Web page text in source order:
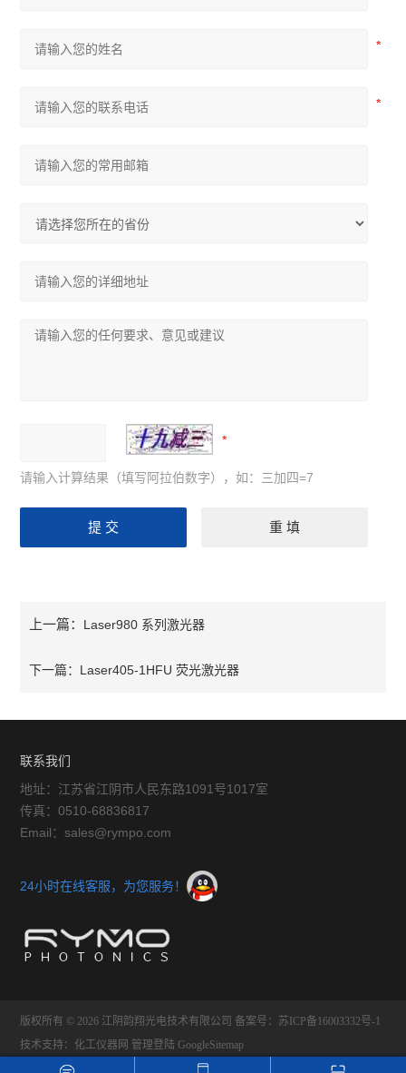
请输入计算结果（填写阿拉伯数字），如：三加四=7
上一篇： Laser980 系列激光器
下一篇： Laser405-1HFU 荧光激光器
联系我们
地址：江苏省江阴市人民东路1091号1017室
传真：0510-68836817
Email：sales@rympo.com
24小时在线客服，为您服务！
版权所有 © 2026 江阴韵翔光电技术有限公司 备案号：苏ICP备16003332号-1
技术支持： 化工仪器网 管理登陆 GoogleSitemap